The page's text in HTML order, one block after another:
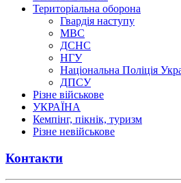
Територіальна оборона
Гвардія наступу
МВС
ДСНС
НГУ
Національна Поліція
ДПСУ
Різне військове
УКРАЇНА
Кемпінг, пікнік, туризм
Різне невійськове
Контакти